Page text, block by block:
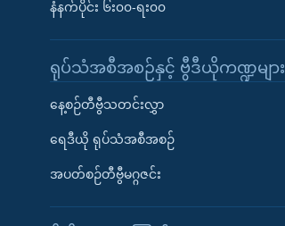
နံနက်ပိုင်း ၆း၀၀-ရး၀၀
ရုပ်သံအစီအစဉ်နှင့် ဗွီဒီယိုကဏ္ဍများ
နေ့စဉ်တီဗွီသတင်းလွှာ
ရေဒီယို ရုပ်သံအစီအစဉ်
အပတ်စဉ်တီဗွီမဂ္ဂဇင်း